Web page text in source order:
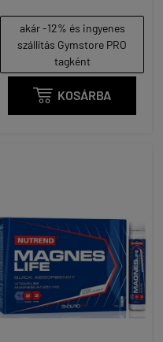
akár -12% és ingyenes
szállítás Gymstore PRO
tagként
 KOSÁRBA